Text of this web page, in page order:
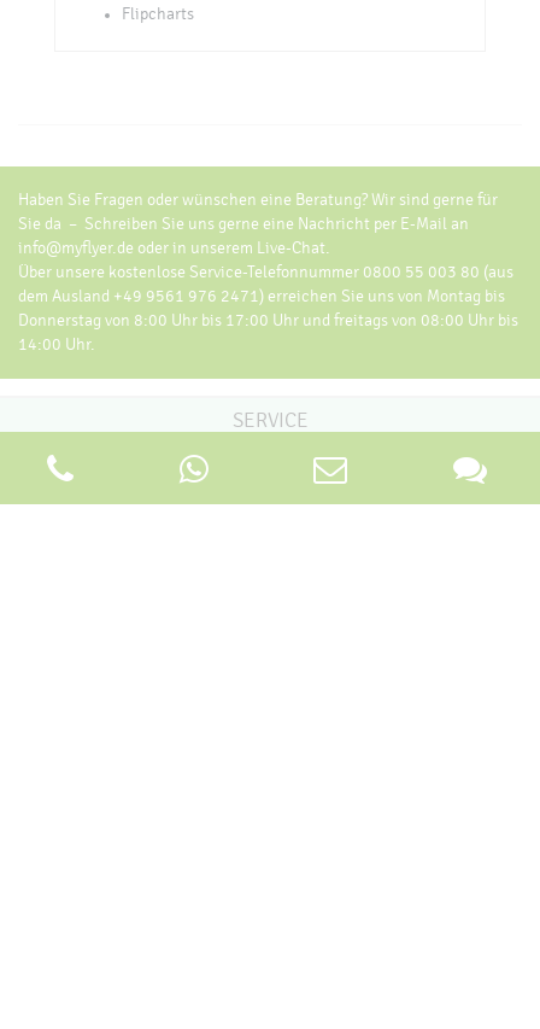
Flipcharts
Haben Sie Fragen oder wünschen eine Beratung? Wir sind gerne für
Sie da – Schreiben Sie uns gerne eine Nachricht per E-Mail an
info@myflyer.de oder in unserem Live-Chat.
Über unsere kostenlose Service-Telefonnummer 0800 55 003 80 (aus
dem Ausland +49 9561 976 2471) erreichen Sie uns von Montag bis
Donnerstag von 8:00 Uhr bis 17:00 Uhr und freitags von 08:00 Uhr bis
14:00 Uhr.
SERVICE
Bestellvorgang
Druckdatenerstellung